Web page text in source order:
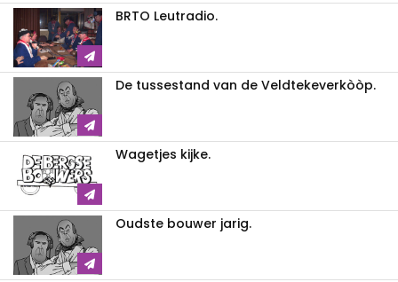
BRTO Leutradio.
De tussestand van de Veldtekeverkòòp.
Wagetjes kijke.
Oudste bouwer jarig.